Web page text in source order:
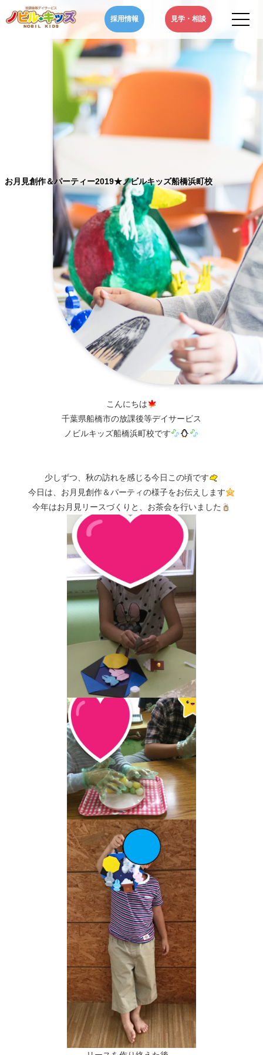
to
ノビルキッズ-NOBIL
KIDS-千葉県の児童発達
ビス|お月見創作＆パー
ティー2019★ノビルキ
ッズ船橋浜町校
千葉県のノビルキッズは、児童福祉法に基づいた児童発達支援・放課
後等デイサービスを通じ、自閉症やADHD、といった発達障害などを
お持ちのお子さまの発達支援や学習支援などの療育・サポートをいた
採用情報 見学・相談
お月見創作＆パーティー2019★ノビルキッズ船橋浜町校
こんにちは
千葉県船橋市の放課後等デイサービス
ノビルキッズ船橋浜町校です
少しずつ、秋の訪れを感じる今日この頃です
今日は、お月見創作＆パーティの様子をお伝えします
今年はお月見リースづくりと、お茶会を行いました